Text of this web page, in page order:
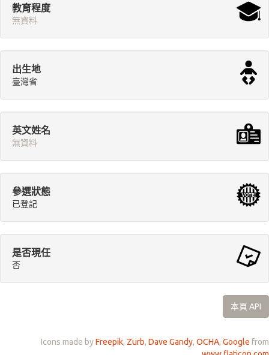
教育程度
無資料
出生地
臺灣省
英文姓名
無資料
參選狀態
已登記
是否現任
否
本頁 API
Icons made byFreepik, Zurb, Dave Gandy, OCHA, Google from